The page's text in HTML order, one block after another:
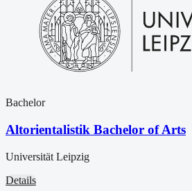
Bachelor
Altorientalistik Bachelor of Arts
Universität Leipzig
Details